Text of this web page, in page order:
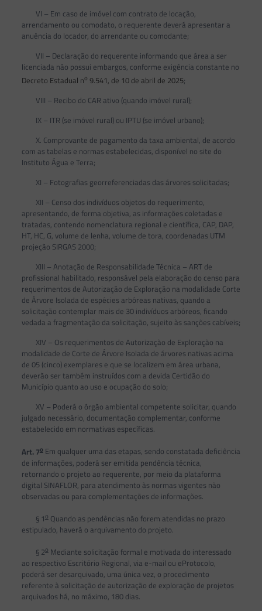
VI – Em caso de imóvel com contrato de locação,
arrendamento ou comodato, o requerente deverá apresentar a
anuência do locador, do arrendante ou comodante;
VII – Declaração do requerente informando que área a ser
licenciada não possui embargos, conforme exigência constante no
Decreto Estadual no 9.541, de 10 de abril de 2025;
VIII – Recibo do CAR ativo (quando imóvel rural);
IX – ITR (se imóvel rural) ou IPTU (se imóvel urbano);
X. Comprovante de pagamento da taxa ambiental, de acordo
com as tabelas e normas estabelecidas, disponível no site do
Instituto Água e Terra;
XI – Fotografias georreferenciadas das árvores solicitadas;
XII – Censo dos indivíduos objetos do requerimento,
apresentando, de forma objetiva, as informações coletadas e
tratadas, contendo nomenclatura regional e científica, CAP, DAP,
HT, HC, G, volume de lenha, volume de tora, coordenadas UTM
projeção SIRGAS 2000;
XIII – Anotação de Responsabilidade Técnica – ART de
profissional habilitado, responsável pela elaboração do censo para
requerimentos de Autorização de Exploração na modalidade Corte
de Árvore Isolada de espécies arbóreas nativas, quando a
solicitação contemplar mais de 30 indivíduos arbóreos, ficando
vedada a fragmentação da solicitação, sujeito às sanções cabíveis;
XIV – Os requerimentos de Autorização de Exploração na
modalidade de Corte de Árvore Isolada de árvores nativas acima
de 05 (cinco) exemplares e que se localizem em área urbana,
deverão ser também instruídos com a devida Certidão do
Município quanto ao uso e ocupação do solo;
XV – Poderá o órgão ambiental competente solicitar, quando
julgado necessário, documentação complementar, conforme
estabelecido em normativas específicas.
Art. 7oEm qualquer uma das etapas, sendo constatada deficiência
de informações, poderá ser emitida pendência técnica,
retornando o projeto ao requerente, por meio da plataforma
digital SINAFLOR, para atendimento às normas vigentes não
observadas ou para complementações de informações.
§ 1oQuando as pendências não forem atendidas no prazo
estipulado, haverá o arquivamento do projeto.
§ 2oMediante solicitação formal e motivada do interessado
ao respectivo Escritório Regional, via e-mail ou eProtocolo,
poderá ser desarquivado, uma única vez, o procedimento
referente à solicitação de autorização de exploração de projetos
arquivados há, no máximo, 180 dias.